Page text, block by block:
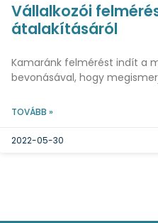
Vállalkozói
átalakításáról
Kamaránk felmérést indít a
bevonásával, hogy
TOVÁBB »
2022-05-30